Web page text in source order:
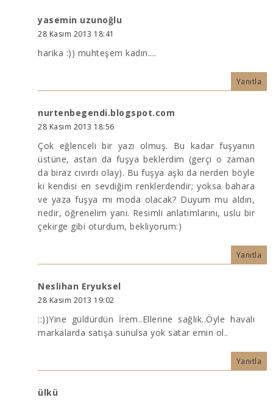
yasemin uzunoğlu
28 Kasım 2013 18:41
harika :)) muhteşem kadın....
Yanıtla
nurtenbegendi.blogspot.com
28 Kasım 2013 18:56
Çok eğlenceli bir yazı olmuş. Bu kadar fuşyanın
üstüne, astarı da fuşya beklerdim (gerçi o zaman
da biraz cıvırdı olay). Bu fuşya aşkı da nerden böyle
ki kendisi en sevdiğim renklerdendir; yoksa bahara
ve yaza fuşya mı moda olacak? Duyum mu aldın,
nedir, öğrenelim yani. Resimli anlatımlarını, uslu bir
çekirge gibi oturdum, bekliyorum:)
Yanıtla
Neslihan Eryuksel
28 Kasım 2013 19:02
::))Yine güldürdün İrem..Ellerine sağlık..Öyle havalı
markalarda satışa sunulsa yok satar emin ol..
Yanıtla
ülkü